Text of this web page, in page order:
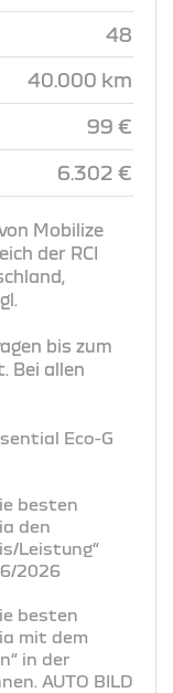
48
40.000 km
99 €
6.302 €
Mobilize
der RCI
bis zum
Bei allen
Eco-G
besten
den
Leistung“
2026
besten
mit dem
in der
AUTO BILD